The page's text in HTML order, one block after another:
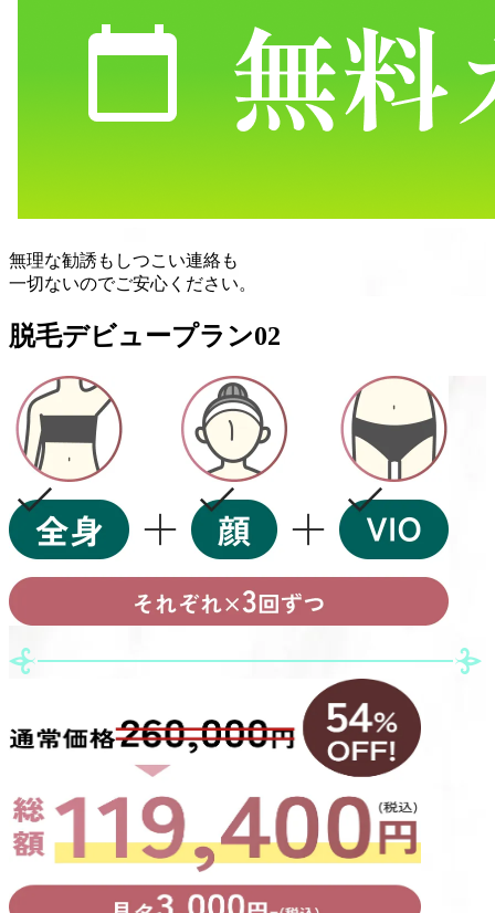
無理な勧誘 も しつこい連絡も
一切ないのでご安心ください。
脱毛デビュープラン02